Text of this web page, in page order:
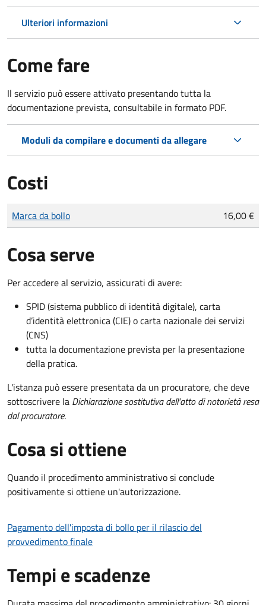
Ulteriori informazioni
Come fare
Il servizio può essere attivato presentando tutta la
documentazione prevista, consultabile in formato PDF.
Moduli da compilare e documenti da allegare
Costi
Tipo di pagamento
Importo
Marca da bollo 16,00 €
Cosa serve
Per accedere al servizio, assicurati di avere:
SPID (sistema pubblico di identità digitale), carta
d’identità elettronica (CIE) o carta nazionale dei servizi
(CNS)
tutta la documentazione prevista per la presentazione
della pratica.
L'istanza può essere presentata da un procuratore, che deve
sottoscrivere la Dichiarazione sostitutiva dell'atto di notorietà resa
dal procuratore.
Cosa si ottiene
Quando il procedimento amministrativo si conclude
positivamente si ottiene un'autorizzazione.
Pagamento dell'imposta di bollo per il rilascio del
provvedimento finale
Tempi e scadenze